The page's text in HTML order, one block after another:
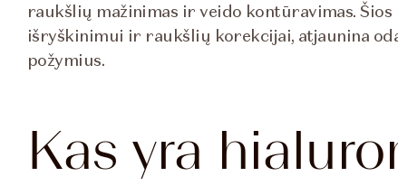
raukšlių mažinimas ir veido kontūravimas.
išryškinimui ir raukšlių korekcijai, atjaunina
požymius.
Kas yra